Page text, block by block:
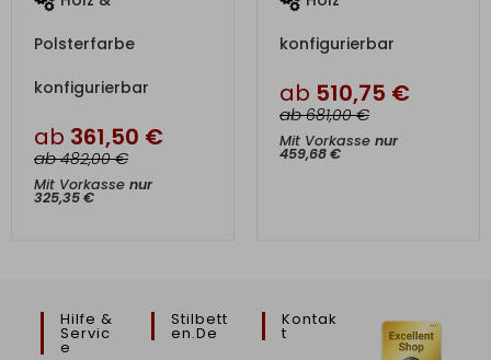
Polsterfarbe
konfigurierbar
ab 361,50 €
ab 482,00€
Mit Vorkasse nur
325,35€
konfigurierbar
ab 510,75 €
ab 681,00€
Mit Vorkasse nur
459,68€
Hilfe &
Servic
E
Stilbett
En.de
Kontak
T